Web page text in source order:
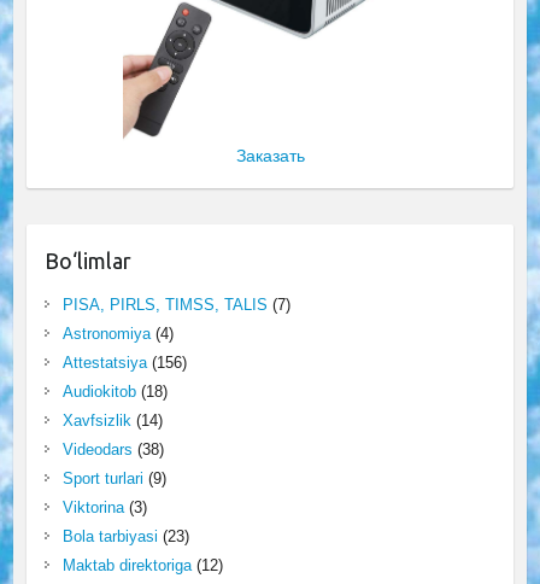
Заказать
Bo‘limlar
PISA, PIRLS, TIMSS, TALIS (7)
Astronomiya(4)
Attestatsiya(156)
Audiokitob(18)
Xavfsizlik(14)
Videodars (38)
Sport turlari (9)
Viktorina(3)
Bola tarbiyasi (23)
Maktab direktoriga(12)